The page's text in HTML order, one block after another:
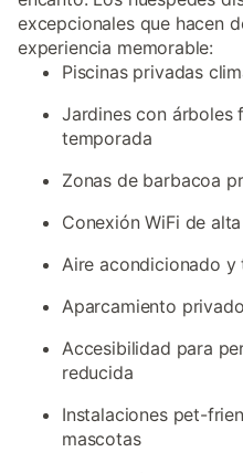
excepcionales que hacen
experiencia memorable:
Piscinas privadas
Jardines con árboles
temporada
Zonas de barbacoa
Conexión WiFi de
Aire acondicionado y
Aparcamiento
Accesibilidad para
reducida
Instalaciones pet-
mascotas